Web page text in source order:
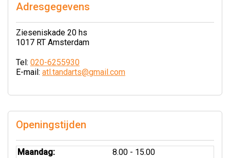
Adresgegevens
Zieseniskade 20 hs
1017 RT Amsterdam
Tel: 020-6255930
E-mail: atl.tandarts@gmail.com
Openingstijden
Maandag:
8.00 - 15.00